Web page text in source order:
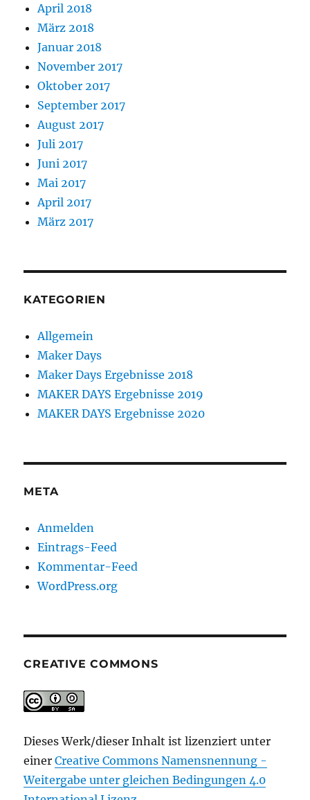
April 2018
März 2018
Januar 2018
November 2017
Oktober 2017
September 2017
August 2017
Juli 2017
Juni 2017
Mai 2017
April 2017
März 2017
KATEGORIEN
Allgemein
Maker Days
Maker Days Ergebnisse 2018
MAKER DAYS Ergebnisse 2019
MAKER DAYS Ergebnisse 2020
META
Anmelden
Eintrags-Feed
Kommentar-Feed
WordPress.org
CREATIVE COMMONS
Dieses Werk/dieser Inhalt ist lizenziert unter
einerCreative Commons Namensnennung -
Weitergabe unter gleichen Bedingungen 4.0